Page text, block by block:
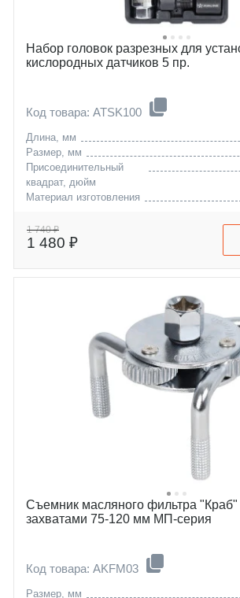
Набор головок разрезных для
кислородных датчиков 5 пр.
Код товара: ATSK100
Длина, мм
Размер, мм
Присоединительный
квадрат, дюйм
Материал изготовления
1 740 ₽
1 480 ₽
Съемник масляного фильтра "Краб"
захватами 75-120 мм МП-серия
Код товара: AKFM03
Размер, мм